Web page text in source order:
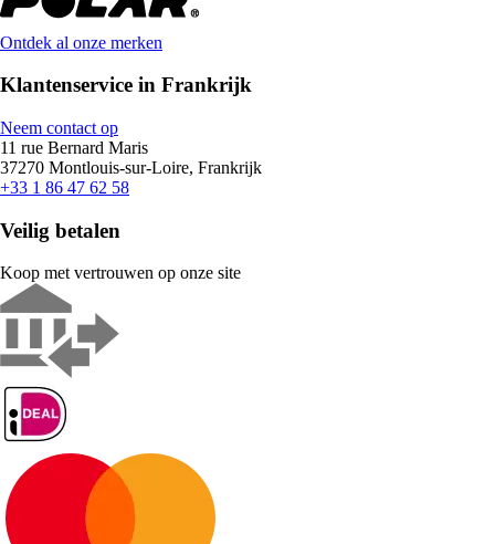
Ontdek al onze merken
Klantenservice in Frankrijk
Neem contact op
11 rue Bernard Maris
37270 Montlouis-sur-Loire, Frankrijk
+33 1 86 47 62 58
Veilig betalen
Koop met vertrouwen op onze site